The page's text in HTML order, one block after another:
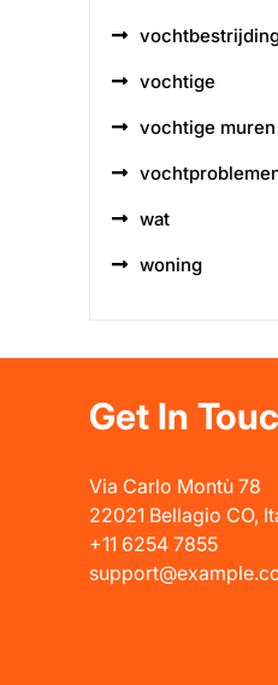
vochtige
vochtige muren
wat
woning
Get In
Via Carlo Montù 78
22021 Bellagio CO,
+11 6254 7855